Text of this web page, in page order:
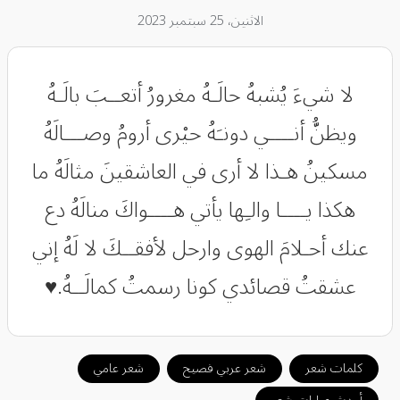
الاثنين، 25 سبتمبر 2023
‏لا شيءَ يُشبهُ حالَـهُ مغرورُ أتعــبَ بالَـهُ
ويظنُّ أنــــي دونـَهُ حيْرى أرومُ وصـــالَهُ
مسكينُ هـذا لا أرى في العاشقينَ مثالَهُ ما
هكذا يــــا والـِها يأتي هــــواكَ منالَهُ دع
عنك أحـلامَ الهوى وارحل لأفقــكَ لا لَهُ إني
عشقتُ قصائدي كونا رسمتُ كمالَــهُ.♥️
كلمات شعر شعر عربي فصيح
شعر عامي